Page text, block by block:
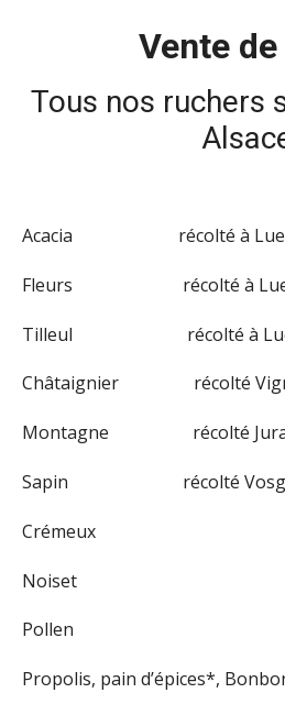
Vente
Tous nos ruchers
Acacia récolté à
Fleurs récolté à
Tilleul récolté à
Châtaignier récolté
Montagne récolté Jura
Sapin récolté
Crémeux
Noiset
Pollen
Propolis, pain d’épices*,